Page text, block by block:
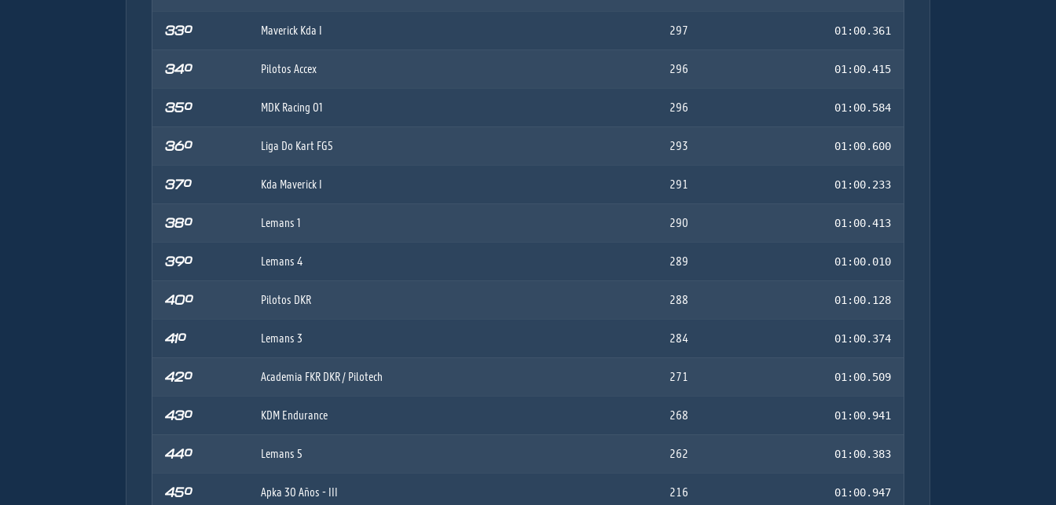
33º Maverick Kda I 297 01:00.361
34º Pilotos Accex 296 01:00.415
35º MDK Racing 01 296 01:00.584
36º Liga Do Kart FG5 293 01:00.600
37º Kda Maverick I 291 01:00.233
38º Lemans 1 290 01:00.413
39º Lemans 4 289 01:00.010
40º Pilotos DKR 288 01:00.128
41º Lemans 3 284 01:00.374
42º Academia FKR DKR / Pilotech 271 01:00.509
43º KDM Endurance 268 01:00.941
44º Lemans 5 262 01:00.383
45º Apka 30 Años - III 216 01:00.947